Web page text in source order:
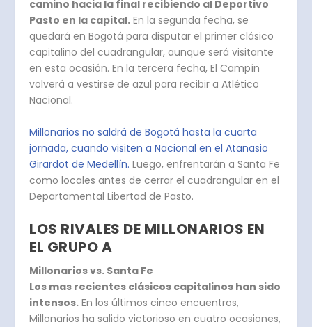
camino hacia la final recibiendo al Deportivo
Pasto en la capital. En la segunda fecha, se
quedará en Bogotá para disputar el primer clásico
capitalino del cuadrangular, aunque será visitante
en esta ocasión. En la tercera fecha, El Campín
volverá a vestirse de azul para recibir a Atlético
Nacional.
Millonarios no saldrá de Bogotá hasta la cuarta
jornada, cuando visiten a Nacional en el Atanasio
Girardot de Medellín. Luego, enfrentarán a Santa Fe
como locales antes de cerrar el cuadrangular en el
Departamental Libertad de Pasto.
LOS RIVALES DE MILLONARIOS EN
EL GRUPO A
Millonarios vs. Santa Fe
Los mas recientes clásicos capitalinos han sido
intensos. En los últimos cinco encuentros,
Millonarios ha salido victorioso en cuatro ocasiones,